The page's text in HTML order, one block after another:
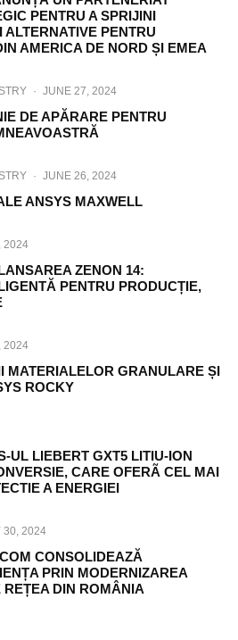
PENTRU A SPRIJINI
PENTRU
AMERICA DE NORD ȘI EMEA
· JUNE 27, 2024
DE APĂRARE PENTRU
· JUNE 26, 2024
ANSYS MAXWELL
2024
ZENON 14:
PENTRU PRODUCȚIE,
2024
MATERIALELOR GRANULARE ȘI
ROCKY
UL LIEBERT GXT5 LITIU-ION
CARE OFERÃ CEL MAI
A ENERGIEI
30, 2024
CONSOLIDEAZĂ
PRIN MODERNIZAREA
DIN ROMÂNIA